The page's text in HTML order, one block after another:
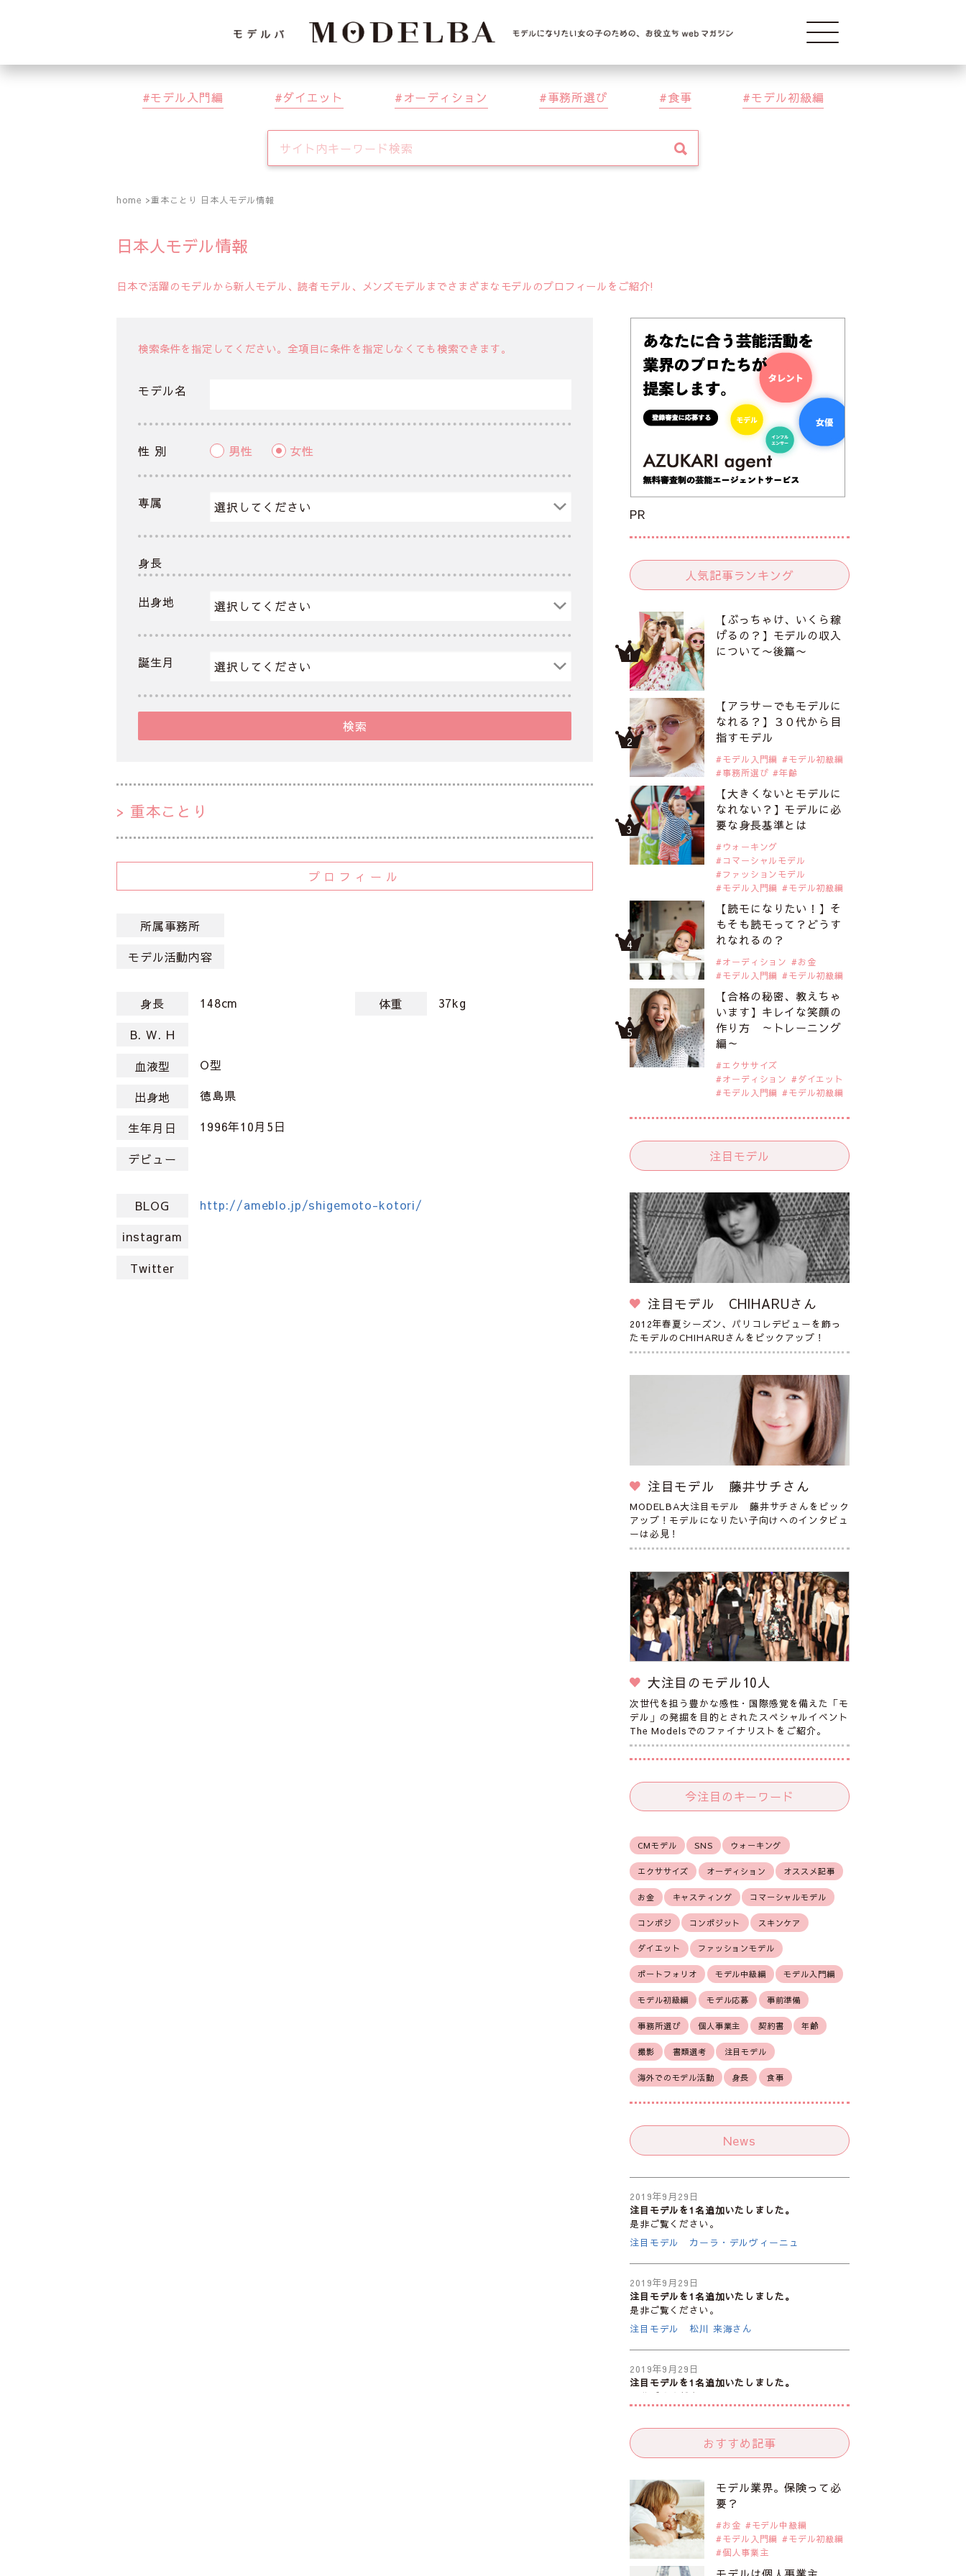
Modelba
モデル入門編 ダイエット オーディション 事務所選び 食事 モデル初級編
home 重本ことり 日本人モデル情報
日本人モデル情報
日本で活躍のモデルから新人モデル、読者モデル、メンズモデルまでさまざまなモデルのプロフィールをご紹介!
検索条件を指定してください。全項目に条件を指定しなくても検索できます。
モデル名
性 別 男性 女性
専属
身長
出身地
誕生月
検索
重本ことり
プロフィール
所属事務所
モデル活動内容
身長 148cm 体重 37kg
B. W. H
血液型
O型
出身地 徳島県
生年月日 1996年10月5日
デビュー
BLOG http://ameblo.jp/shigemoto-kotori/
instagram
Twitter
PR
人気記事ランキング
【ぶっちゃけ、いくら稼
げるの？】モデルの収入
について〜後篇〜
【アラサーでもモデルに
なれる？】３０代から目
指すモデル
モデル入門編
モデル初級編
事務所選び
年齢
【大きくないとモデルに
なれない？】モデルに必
要な身長基準とは
ウォーキング
コマーシャルモデル
ファッションモデル
モデル入門編
モデル初級編
【読モになりたい！】そ
もそも読モって？どうす
れなれるの？
オーディション
お金
モデル入門編
モデル初級編
【合格の秘密、教えちゃ
います】キレイな笑顔の
作り方 ～トレーニング
編～
エクササイズ
オーディション
ダイエット
モデル入門編
モデル初級編
注目モデル
注目モデル CHIHARUさん
2012年春夏シーズン、パリコレデビューを飾っ
たモデルのCHIHARUさんをピックアップ！
注目モデル 藤井サチさん
MODELBA大注目モデル 藤井サチさんをピック
アップ！モデルになりたい子向けへのインタビュ
ーは必見！
大注目のモデル10人
次世代を担う豊かな感性・国際感覚を備えた「モ
デル」の発掘を目的とされたスペシャルイベント
The Modelsでのファイナリストをご紹介。
今注目のキーワード
CMモデル SNS ウォーキング
エクササイズ オーディション オススメ記事
お金 キャスティング コマーシャルモデル
コンポジ コンポジット スキンケア
ダイエット ファッションモデル
ポートフォリオ モデル中級編 モデル入門編
モデル初級編 モデル応募 事前準備
事務所選び 個人事業主 契約書 年齢
撮影 書類選考 注目モデル
海外でのモデル活動 身長 食事
News
2019年9月29日
注目モデルを1名追加いたしました。
是非ご覧ください。
注目モデル カーラ・デルヴィーニュ
2019年9月29日
注目モデルを1名追加いたしました。
是非ご覧ください。
注目モデル 松川 来海さん
2019年9月29日
注目モデルを1名追加いたしました。
是非ご覧ください。
2019年9月29日
是非ご覧ください。
注目モデル 水原佑果さん
2019年9月29日
注目モデルを1名追加いたしました。
是非ご覧ください。
おすすめ記事
モデル業界。保険って必
要？
お金
モデル中級編
モデル入門編
モデル初級編
個人事業主